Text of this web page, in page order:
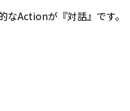
なActionが『対話』です。